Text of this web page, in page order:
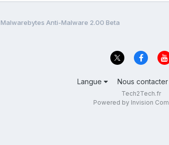
Malwarebytes Anti-Malware 2.00 Beta
Langue Nous contacter
Tech2Tech.fr
Powered by Invision